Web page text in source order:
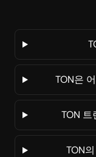
TON은
TON
TON